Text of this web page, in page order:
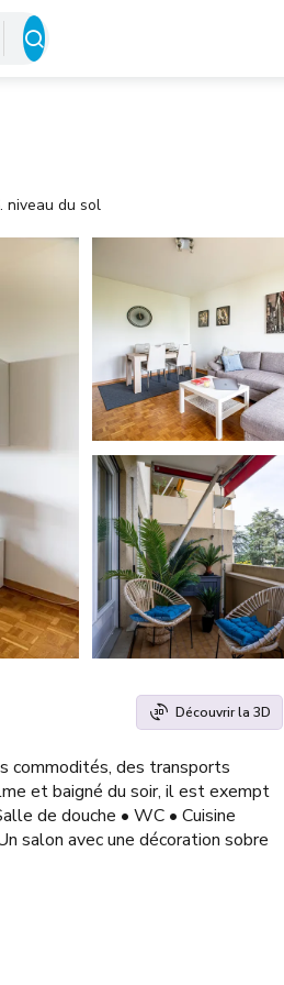
niveau du sol
Découvrir la 3D
commodités, des transports
et baigné du soir, il est exempt
de douche • WC • Cuisine
salon avec une décoration sobre